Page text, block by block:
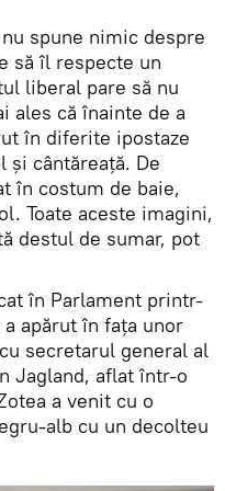
spune nimic despre
să îl respecte un
liberal pare să nu
ales că înainte de a
în diferite ipostaze
și cântăreață. De
în costum de baie,
Toate aceste imagini,
destul de sumar, pot
în Parlament printr-
apărut în fața unor
secretarul general al
Jagland, aflat într-o
a venit cu o
alb cu un decolteu